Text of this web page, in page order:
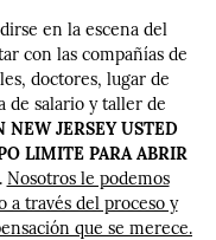
en la escena del
con las compañías de
doctores, lugar de
de salario y taller de
NEW JERSEY USTED
LIMITE PARA ABRIR
Nosotros le podemos
a través del proceso y
que se merece.